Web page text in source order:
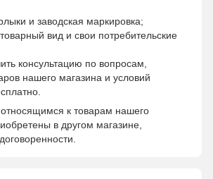
и заводская маркировка;
вид и свои потребительские
консультацию по вопросам,
нашего магазина и условий
к товарам нашего
в другом магазине,